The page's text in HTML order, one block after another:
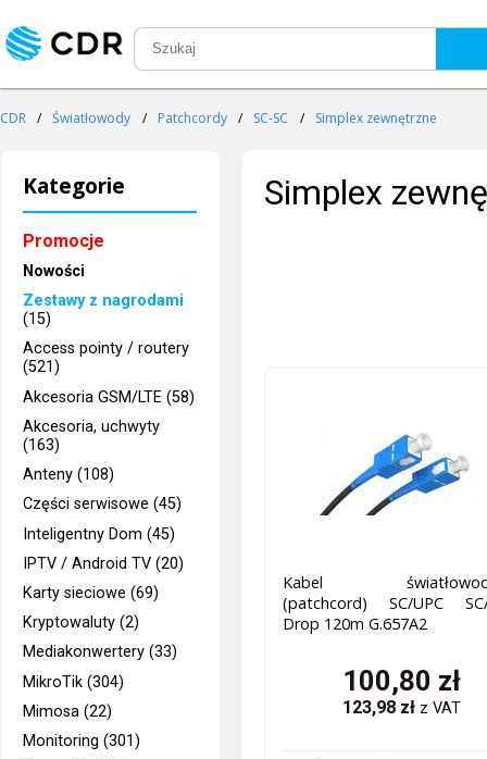
CDR / Światłowody / Patchcordy / SC-SC / Simplex zewnętrzne
Kategorie
Promocje
Nowości
Zestawy z nagrodami
(15)
Access pointy / routery
(521)
Akcesoria GSM/LTE (58)
Akcesoria, uchwyty
(163)
Anteny (108)
Części serwisowe (45)
Inteligentny Dom (45)
IPTV / Android TV (20)
Karty sieciowe (69)
Kryptowaluty (2)
Mediakonwertery (33)
MikroTik (304)
Mimosa (22)
Monitoring (301)
Simplex
Kabel
(patchcord) SC/UPC SC/
Drop 120m G.657A2
100,80 zł
123,98zł z VAT